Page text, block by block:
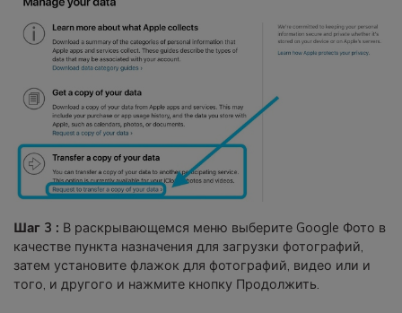
Шаг 3 : В раскрывающемся меню выберите Google Фото в
качестве пункта назначения для загрузки фотографий,
затем установите флажок для фотографий, видео или и
того, и другого и нажмите кнопку Продолжить.